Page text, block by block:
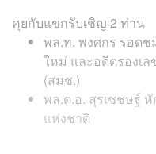
คุยกับแขกรับเชิญ 2 ท่าน
พล.ท. พงศกร รอด
ใหม่ และอดีตรองเ
(สมช.)
พล.ต.อ. สุรเชชษฐ์
แห่งชาติ